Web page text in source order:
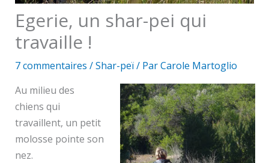
Egerie, un shar-pei qui
travaille !
7 commentaires /Shar-peï/ ParCarole Martoglio
Au milieu des
chiens qui
travaillent, un petit
molosse pointe son
nez.